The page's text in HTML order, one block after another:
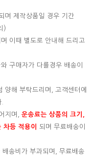
며 제작상품일 경우 기간
)
며 이때 별도로 안내해 드리고
구매자가 다를경우 배송이
양해 부탁드리며, 고객센터에
지며, 운송료는 상품의 크기,
등 적용이
되며 무료배송이
송비가 부과되며, 무료배송